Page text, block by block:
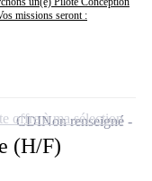
missions seront :
(H/F)
CDINon renseigné
offre à ma sélection